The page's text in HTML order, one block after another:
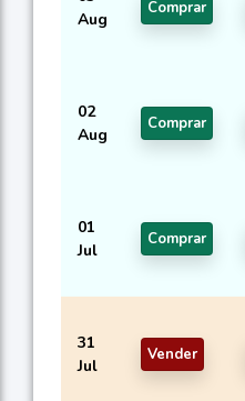
Aug
Comprar
02
Aug
Comprar
01
Jul
Comprar
31
Jul
Vender